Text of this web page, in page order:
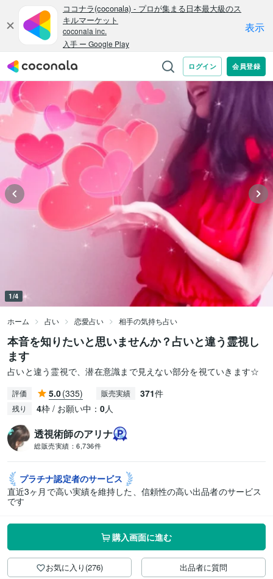
1/4
ホーム 占い 恋愛占い 相手の気持ち占い
本音を知りたいと思いませんか？占いと違う霊視し
ます
占いと違う霊視で、潜在意識まで見えない部分を視ていきます☆
評価 5.0(335) 販売実績 371件
残り 4枠 / お願い中： 0人
透視術師のアリナ
総販売実績： 6,736件
プラチナ認定者のサービス
直近3ヶ月で高い実績を維持した、信頼性の高い出品者のサービス
です
購入画面に進む
お気に入り(276) 出品者に質問